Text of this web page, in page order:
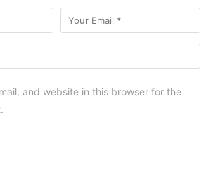
and website in this browser for the